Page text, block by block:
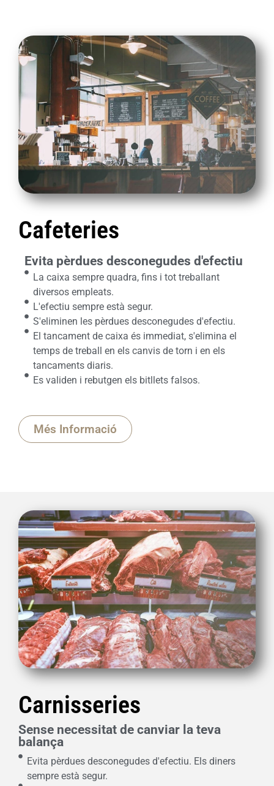
Cafeteries
Evita pèrdues desconegudes d'efectiu
La caixa sempre quadra, fins i tot treballant
diversos empleats.
L'efectiu sempre està segur.
S'eliminen les pèrdues desconegudes d'efectiu.
El tancament de caixa és immediat, s'elimina el
temps de treball en els canvis de torn i en els
tancaments diaris.
Es validen i rebutgen els bitllets falsos.
Més Informació
Carnisseries
Sense necessitat de canviar la teva
balança
Evita pèrdues desconegudes d'efectiu. Els diners
sempre està segur.